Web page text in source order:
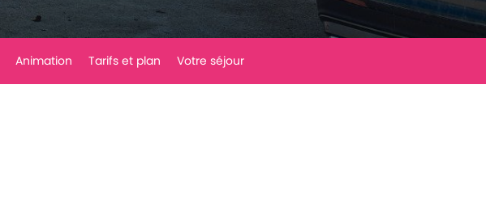
Animation Tarifs et plan Votre séjour